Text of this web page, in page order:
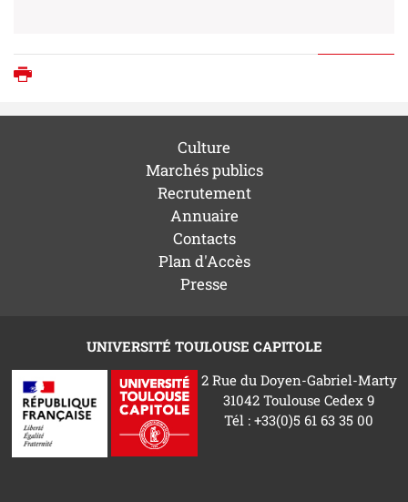
Culture
Marchés publics
Recrutement
Annuaire
Contacts
Plan d'Accès
Presse
UNIVERSITÉ TOULOUSE CAPITOLE
2 Rue du Doyen-Gabriel-Marty
31042 Toulouse Cedex 9
Tél : +33(0)5 61 63 35 00